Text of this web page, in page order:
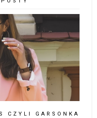
CZYLI GARSONKA